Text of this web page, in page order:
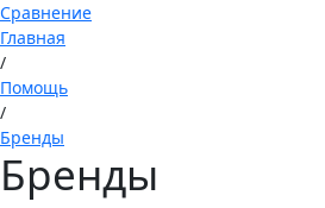
Сравнение
Главная
/
Помощь
/
Бренды
Бренды